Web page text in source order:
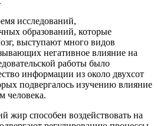
исследований,
образований, которые
, выступают много видов
негативное влияние на
работы было
информации из около двухсот
подвергалось изучению влияние
человека.
жир способен воздействовать на